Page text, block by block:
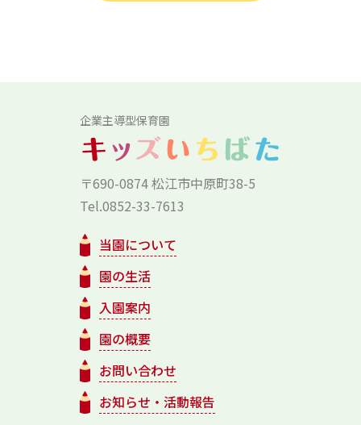
企業主導型保育園
〒690-0874 松江市中原町38-5
Tel.0852-33-7613
当園について
園の生活
入園案内
園の概要
お問い合わせ
お知らせ・活動報告